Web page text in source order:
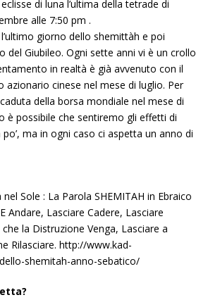
di luna l’ultima della tetrade di
alle 7:50 pm .
giorno dello shemittàh e poi
del Giubileo. Ogni sette anni vi è un crollo
in realtà è già avvenuto con il
azionario cinese nel mese di luglio. Per
della borsa mondiale nel mese di
è possibile che sentiremo gli effetti di
ma in ogni caso ci aspetta un anno di
Sole : La Parola SHEMITAH in Ebraico
Andare, Lasciare Cadere, Lasciare
la Distruzione Venga, Lasciare a
Rilasciare. http://www.kad-
shemitah-anno-sebatico/